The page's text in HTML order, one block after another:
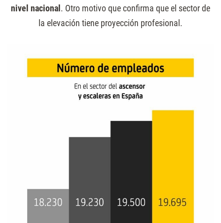
nivel nacional . Otro motivo que confirma que el sector de
la elevación tiene proyección profesional.